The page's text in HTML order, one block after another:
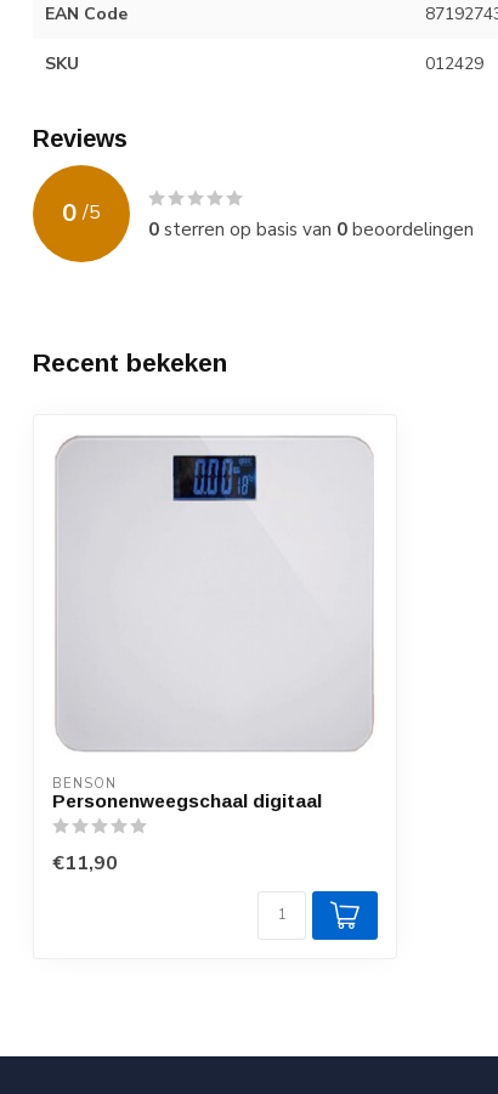
EAN Code
SKU 012429
Reviews
0 /5
0sterren op basis van 0beoordelingen
Recent bekeken
BENSON
Personenweegschaal digitaal
€11,90